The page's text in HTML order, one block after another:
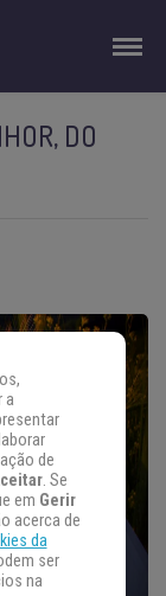
DO
a
de
. Se
em Gerir
acerca de
da
ser
na